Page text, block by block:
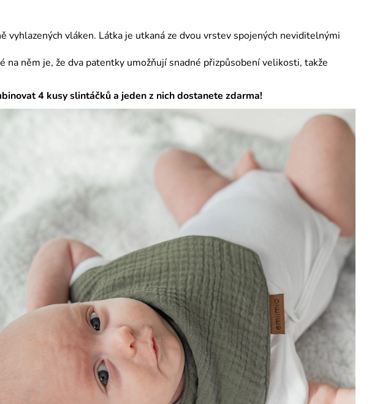
vyhlazených vláken. Látka je utkaná ze dvou vrstev spojených neviditelnými
něm je, že dva patentky umožňují snadné přizpůsobení velikosti, takže
4 kusy slintáčků a jeden z nich dostanete zdarma!